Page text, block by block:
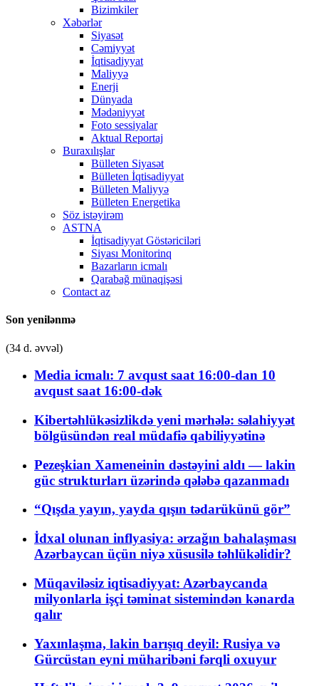
Bizimkiler
Xəbərlər
Siyasət
Cəmiyyət
İqtisadiyyat
Maliyyə
Enerji
Dünyada
Mədəniyyət
Foto sessiyalar
Aktual Reportaj
Buraxılışlar
Bülleten Siyasət
Bülleten İqtisadiyyat
Bülleten Maliyyə
Bülleten Energetika
Söz istəyirəm
ASTNA
İqtisadiyyat Göstəriciləri
Siyası Monitorinq
Bazarların icmalı
Qarabağ münaqişəsi
Contact az
Son yenilənmə
(34 d. əvvəl)
Media icmalı: 7 avqust saat 16:00-dan 10
avqust saat 16:00-dək
Kibertəhlükəsizlikdə yeni mərhələ: səlahiyyət
bölgüsündən real müdafiə qabiliyyətinə
Pezeşkian Xameneinin dəstəyini aldı — lakin
güc strukturları üzərində qələbə qazanmadı
“Qışda yayın, yayda qışın tədarükünü gör”
İdxal olunan inflyasiya: ərzağın bahalaşması
Azərbaycan üçün niyə xüsusilə təhlükəlidir?
Müqaviləsiz iqtisadiyyat: Azərbaycanda
milyonlarla işçi təminat sistemindən kənarda
qalır
Yaxınlaşma, lakin barışıq deyil: Rusiya və
Gürcüstan eyni müharibəni fərqli oxuyur